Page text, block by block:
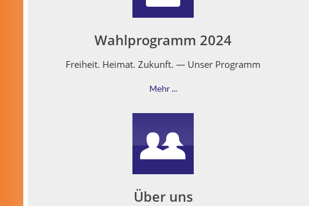
Wahlprogramm 2024
Frei­heit. Heimat. Zukun­ft. — Unser Programm
Mehr ...
Über uns